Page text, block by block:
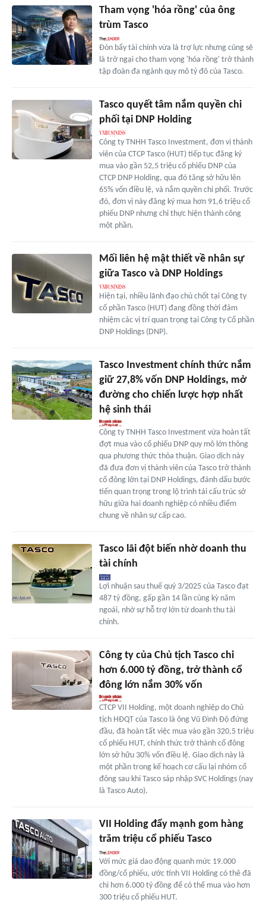
Tham vọng 'hóa rồng' của ông
trùm Tasco
Đòn bẩy tài chính vừa là trợ lực nhưng cũng sẽ
là trở ngại cho tham vọng 'hóa rồng' trở thành
tập đoàn đa ngành quy mô tỷ đô của Tasco.
Tasco quyết tâm nắm quyền chi
phối tại DNP Holding
Công ty TNHH Tasco Investment, đơn vị thành
viên của CTCP Tasco (HUT) tiếp tục đăng ký
mua vào gần 52,5 triệu cổ phiếu DNP của
CTCP DNP Holding, qua đó tăng sở hữu lên
65% vốn điều lệ, và nắm quyền chi phối. Trước
đó, đơn vị này đăng ký mua hơn 91,6 triệu cổ
phiếu DNP nhưng chỉ thực hiện thành công
một phần.
Mối liên hệ mật thiết về nhân sự
giữa Tasco và DNP Holdings
Hiện tại, nhiều lãnh đạo chủ chốt tại Công ty
cổ phần Tasco (HUT) đang đồng thời đảm
nhiệm các vị trí quan trọng tại Công ty Cổ phần
DNP Holdings (DNP).
Tasco Investment chính thức nắm
giữ 27,8% vốn DNP Holdings, mở
đường cho chiến lược hợp nhất
hệ sinh thái
Công ty TNHH Tasco Investment vừa hoàn tất
đợt mua vào cổ phiếu DNP quy mô lớn thông
qua phương thức thỏa thuận. Giao dịch này
đã đưa đơn vị thành viên của Tasco trở thành
cổ đông lớn tại DNP Holdings, đánh dấu bước
tiến quan trọng trong lộ trình tái cấu trúc sở
hữu giữa hai doanh nghiệp có nhiều điểm
chung về nhân sự cấp cao.
Tasco lãi đột biến nhờ doanh thu
tài chính
Lợi nhuận sau thuế quý 3/2025 của Tasco đạt
487 tỷ đồng, gấp gần 14 lần cùng kỳ năm
ngoái, nhờ sự hỗ trợ lớn từ doanh thu tài
chính.
Công ty của Chủ tịch Tasco chi
hơn 6.000 tỷ đồng, trở thành cổ
đông lớn nắm 30% vốn
CTCP VII Holding, một doanh nghiệp do Chủ
tịch HĐQT của Tasco là ông Vũ Đình Độ đứng
đầu, đã hoàn tất việc mua vào gần 320,5 triệu
cổ phiếu HUT, chính thức trở thành cổ đông
lớn sở hữu 30% vốn điều lệ. Giao dịch này là
một phần trong kế hoạch cơ cấu lại nhóm cổ
đông sau khi Tasco sáp nhập SVC Holdings (nay
là Tasco Auto).
VII Holding đẩy mạnh gom hàng
trăm triệu cổ phiếu Tasco
Với mức giá dao động quanh mức 19.000
đồng/cổ phiếu, ước tính VII Holding có thê đã
chi hơn 6.000 tỷ đồng để có thể mua vào hơn
300 triệu cổ phiếu HUT.